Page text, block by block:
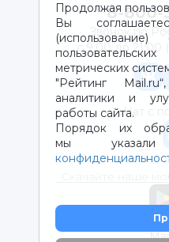
Продолжая
Вы
метрических
"Рейтинг
аналитики и
работы сайта.
Порядок их
мы
8-800-
Звонок по
с 9:00 до 21:00
Чат с